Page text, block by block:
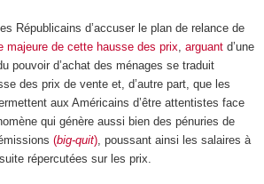
Républicains d’accuser le plan de relance de
majeure de cette hausse des prix arguantd’une
pouvoir d’achat des ménages se traduit
des prix de vente et, d’autre part, que les
aux Américains d’être attentistes face
qui génère aussi bien des pénuries de
(big-quit), poussant ainsi les salaires à
répercutées sur les prix.